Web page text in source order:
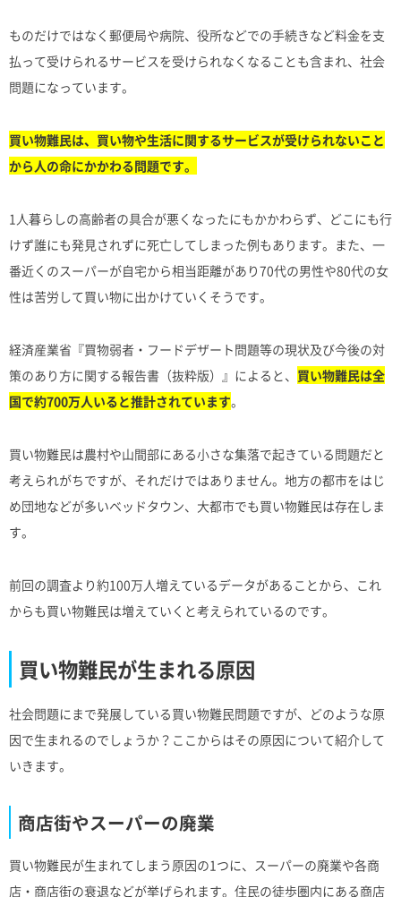
ものだけではなく郵便局や病院、役所などでの手続きなど料金を支
払って受けられるサービスを受けられなくなることも含まれ、社会
問題になっています。
買い物難民は、買い物や生活に関するサービスが受けられないこと
から人の命にかかわる問題です。
1人暮らしの高齢者の具合が悪くなったにもかかわらず、どこにも行
けず誰にも発見されずに死亡してしまった例もあります。また、一
番近くのスーパーが自宅から相当距離があり70代の男性や80代の女
性は苦労して買い物に出かけていくそうです。
経済産業省『買物弱者・フードデザート問題等の現状及び今後の対
策のあり方に関する報告書（抜粋版）』によると、 買い物難民は全
国で約700万人いると推計されています。
買い物難民は農村や山間部にある小さな集落で起きている問題だと
考えられがちですが、それだけではありません。地方の都市をはじ
め団地などが多いベッドタウン、大都市でも買い物難民は存在しま
す。
前回の調査より約100万人増えているデータがあることから、これ
からも買い物難民は増えていくと考えられているのです。
買い物難民が生まれる原因
社会問題にまで発展している買い物難民問題ですが、どのような原
因で生まれるのでしょうか？ここからはその原因について紹介して
いきます。
商店街やスーパーの廃業
買い物難民が生まれてしまう原因の1つに、スーパーの廃業や各商
店・商店街の衰退などが挙げられます。住民の徒歩圏内にある商店